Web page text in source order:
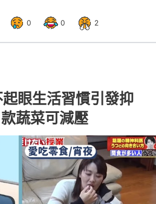
0 0 2
眼生活習慣引發抑
蔬菜可減壓